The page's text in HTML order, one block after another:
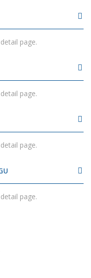
page.
page.
page.
page.